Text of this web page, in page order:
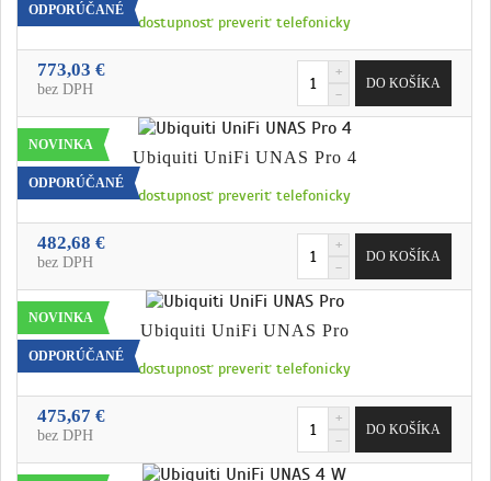
ODPORÚČANÉ
dostupnosť preveriť telefonicky
773,03 €
bez DPH
NOVINKA
ODPORÚČANÉ
Ubiquiti UniFi UNAS Pro 4
dostupnosť preveriť telefonicky
482,68 €
bez DPH
NOVINKA
ODPORÚČANÉ
Ubiquiti UniFi UNAS Pro
dostupnosť preveriť telefonicky
475,67 €
bez DPH